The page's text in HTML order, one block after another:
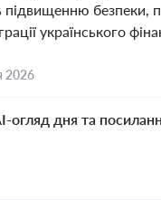
підвищенню безпеки,
українського
2026
огляд дня та